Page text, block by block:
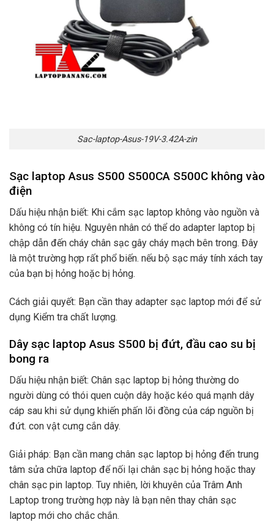
Sac-laptop-Asus-19V-3.42A-zin
Sạc laptop Asus S500 S500CA S500C không vào
điện
Dấu hiệu nhận biết: Khi cắm sạc laptop không vào nguồn và
không có tín hiệu. Nguyên nhân có thể do adapter laptop bị
chập dẫn đến cháy chân sạc gây cháy mạch bên trong. Đây
là một trường hợp rất phổ biến. nếu bộ sạc máy tính xách tay
của bạn bị hỏng hoặc bị hỏng.
Cách giải quyết: Bạn cần thay adapter sạc laptop mới để sử
dụng Kiểm tra chất lượng.
Dây sạc laptop Asus S500 bị đứt, đầu cao su bị
bong ra
Dấu hiệu nhận biết: Chân sạc laptop bị hỏng thường do
người dùng có thói quen cuộn dây hoặc kéo quá mạnh dây
cáp sau khi sử dụng khiến phấn lõi đồng của cáp nguồn bị
đứt. con vật cưng cắn dây.
Giải pháp: Bạn cần mang chân sạc laptop bị hỏng đến trung
tâm sửa chữa laptop để nối lại chân sạc bị hỏng hoặc thay
chân sạc pin laptop. Tuy nhiên, lời khuyên của Trâm Anh
Laptop trong trường hợp này là bạn nên thay chân sạc
laptop mới cho chắc chắn.